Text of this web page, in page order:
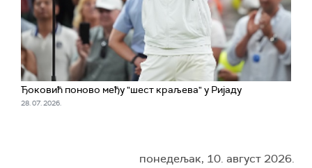
Ђоковић поново међу "шест краљева" у Ријаду
28. 07. 2026.
понедељак, 10. август 2026.